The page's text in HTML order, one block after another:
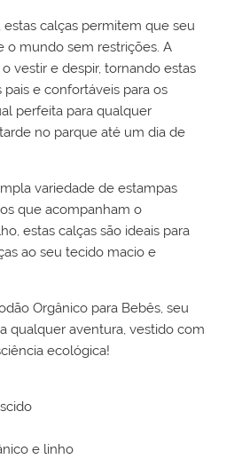
calças permitem que seu
o mundo sem restrições. A
vestir e despir, tornando estas
pais e confortáveis para os
perfeita para qualquer
no parque até um dia de
variedade de estampas
que acompanham o
estas calças são ideais para
ao seu tecido macio e
Orgânico para Bebês, seu
qualquer aventura, vestido com
ecológica!
e linho